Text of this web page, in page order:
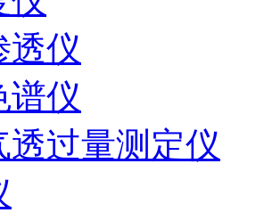
透仪
谱仪
透过量测定仪